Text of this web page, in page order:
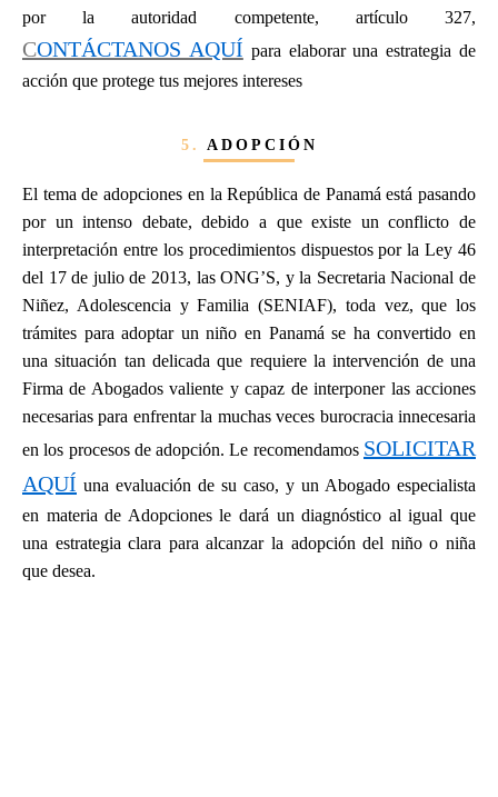
por la autoridad competente, artículo 327,
CONTÁCTANOS AQUÍ para elaborar una estrategia de
acción que protege tus mejores intereses
5. ADOPCIÓN
El tema de adopciones en la República de Panamá está pasando
por un intenso debate, debido a que existe un conflicto de
interpretación entre los procedimientos dispuestos por la Ley 46
del 17 de julio de 2013, las ONG’S, y la Secretaria Nacional de
Niñez, Adolescencia y Familia (SENIAF), toda vez, que los
trámites para adoptar un niño en Panamá se ha convertido en
una situación tan delicada que requiere la intervención de una
Firma de Abogados valiente y capaz de interponer las acciones
necesarias para enfrentar la muchas veces burocracia innecesaria
en los procesos de adopción. Le recomendamos SOLICITAR
AQUÍ una evaluación de su caso, y un Abogado especialista
en materia de Adopciones le dará un diagnóstico al igual que
una estrategia clara para alcanzar la adopción del niño o niña
que desea.